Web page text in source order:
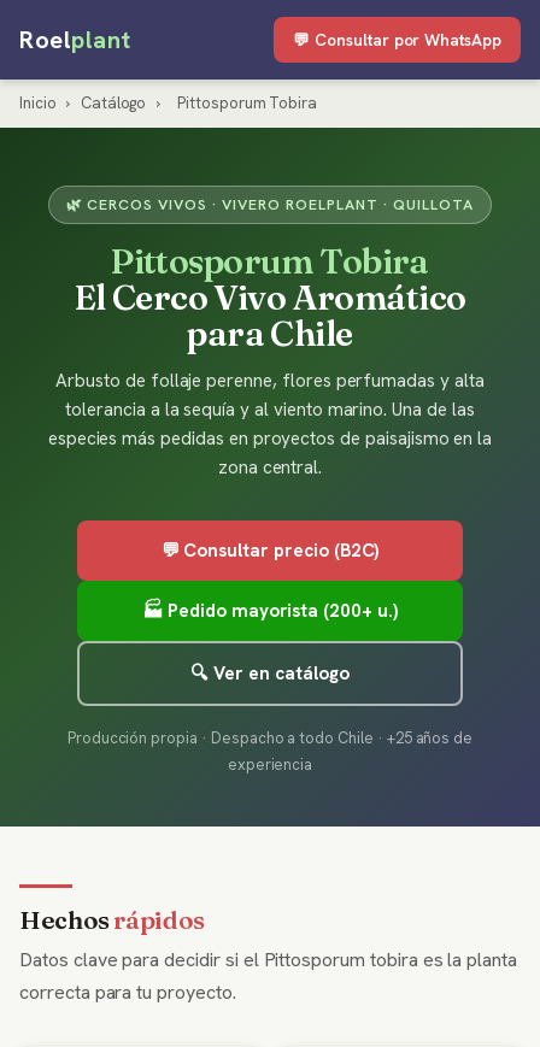
Roelplant 💬 Consultar por WhatsApp
Inicio › Catálogo › Pittosporum Tobira
🌿 CERCOS VIVOS · VIVERO ROELPLANT · QUILLOTA
Pittosporum Tobira
El Cerco Vivo Aromático
para Chile
Arbusto de follaje perenne, flores perfumadas y alta
tolerancia a la sequía y al viento marino. Una de las
especies más pedidas en proyectos de paisajismo en la
zona central.
💬 Consultar precio (B2C)
🏭 Pedido mayorista (200+ u.)
🔍 Ver en catálogo
Producción propia · Despacho a todo Chile · +25 años de
experiencia
Hechos rápidos
Datos clave para decidir si el Pittosporum tobira es la planta
correcta para tu proyecto.